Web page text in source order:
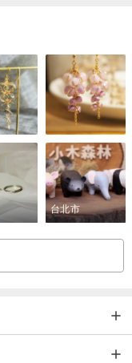
略有色差!
台北市